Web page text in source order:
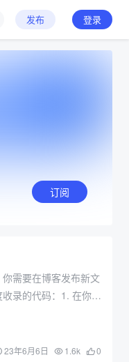
发布 登录
订阅
需要在博客发布新文
录的代码：1. 在你的
23年6月6日 1.6k 0